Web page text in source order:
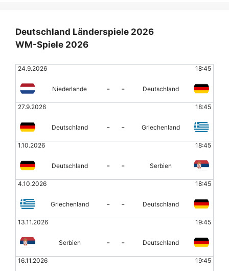
Deutschland Länderspiele 2026
WM-Spiele 2026
24.9.2026 18:45
Niederlande - - Deutschland
27.9.2026 18:45
Deutschland - - Griechenland
1.10.2026 18:45
Deutschland - - Serbien
4.10.2026 18:45
Griechenland - - Deutschland
13.11.2026 19:45
Serbien - - Deutschland
16.11.2026 19:45